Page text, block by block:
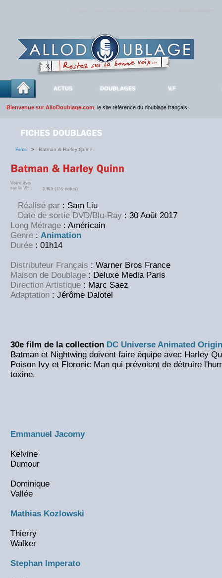
ACTUS DOUBLAGES V.F
Bienvenue sur AlloDoublage.com , le site référence du doublage français.
Films > Batman & Harley Quinn
Votre avis
sur la VF :
1.6/5 (159 notes)
Réalisé par : Sam Liu
Date de sortie DVD/Blu-Ray : 30 Août 2017
Long Métrage : Américain
Genre : Animation
Durée : 01h14
Distributeur Français : Warner Bros France
Maison de Doublage : Deluxe Media Paris
Direction Artistique : Marc Saez
Adaptation : Jérôme Dalotel
30e film de la collection DC Universe Animated
Batman et Nightwing doivent faire équipe avec Harley
Poison Ivy et Floronic Man qui prévoient de détruire
toxine.
Emmanuel Jacomy
Kelvine
Dumour
Dominique
Vallée
Mathias Kozlowski
Thierry
Walker
Stephan Imperato